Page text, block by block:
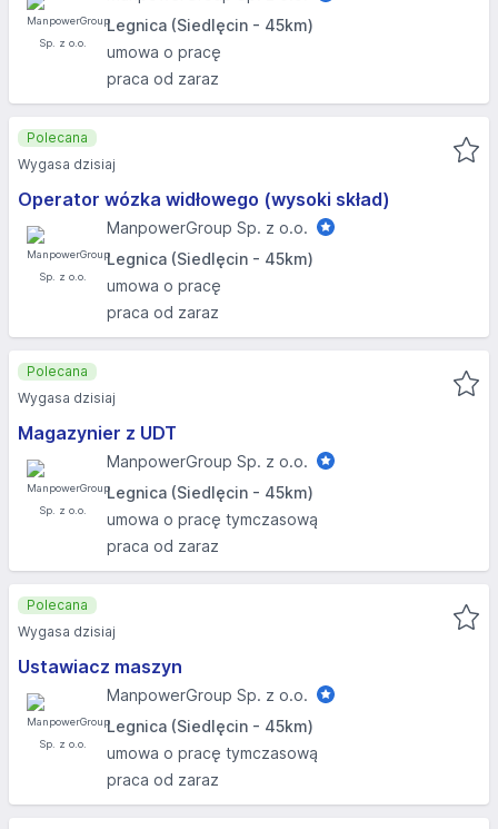
Legnica (Siedlęcin - 45km)
umowa o pracę
praca od zaraz
Operator wózka widłowego (wysoki skład)
ManpowerGroup Sp. z o.o.
Legnica (Siedlęcin - 45km)
umowa o pracę
praca od zaraz
Polecana
Wygasa dzisiaj
Magazynier z UDT
ManpowerGroup Sp. z o.o.
Legnica (Siedlęcin - 45km)
umowa o pracę tymczasową
praca od zaraz
Polecana
Wygasa dzisiaj
Ustawiacz maszyn
ManpowerGroup Sp. z o.o.
Legnica (Siedlęcin - 45km)
umowa o pracę tymczasową
praca od zaraz
Polecana
Wygasa dzisiaj